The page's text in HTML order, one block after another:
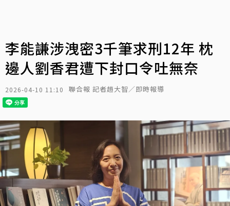
李能謙涉洩密3千筆求刑12年 枕
邊人劉香君遭下封口令吐無奈
2026-04-10 11:10 聯合報 記者趙大智／即時報導